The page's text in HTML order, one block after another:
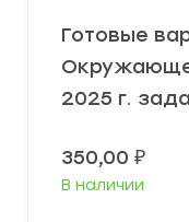
Готовые
2025 г.
350,00 ₽
В наличии